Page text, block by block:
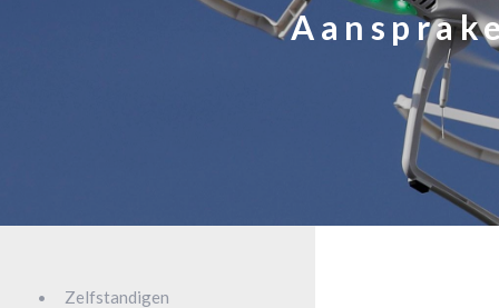
Zelfstandigen